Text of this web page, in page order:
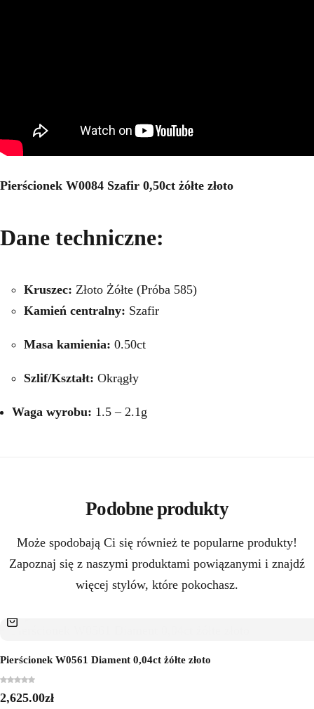
Pierścionek W0084 Szafir 0,50ct żółte złoto
Dane techniczne:
Kruszec: Złoto Żółte (Próba 585)
Kamień centralny: Szafir
Masa kamienia: 0.50ct
Szlif/Kształt: Okrągły
Waga wyrobu: 1.5 – 2.1g
Podobne produkty
Może spodobają Ci się również te popularne produkty!
Zapoznaj się z naszymi produktami powiązanymi i znajdź
więcej stylów, które pokochasz.
Pierścionek W0561 Diament 0,04ct żółte złoto
2,625.00zł